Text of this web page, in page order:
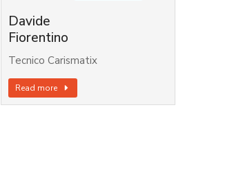
Davide
Fiorentino
Tecnico Carismatix
Read more